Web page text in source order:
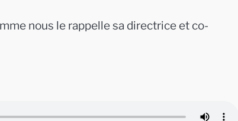
nous le rappelle sa directrice et co-